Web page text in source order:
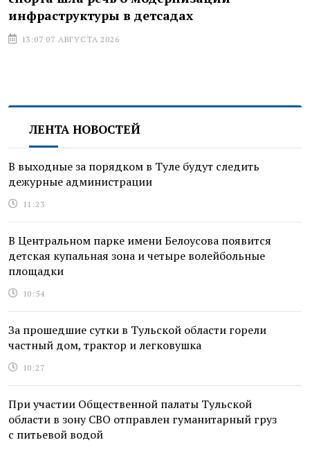
инфраструктуры в детсадах
13:07 07 АВГУСТА 2026
ЛЕНТА НОВОСТЕЙ
В выходные за порядком в Туле будут следить
дежурные администрации
11:23
В Центральном парке имени Белоусова появится
детская купальная зона и четыре волейбольные
площадки
10:54
За прошедшие сутки в Тульской области горели
частный дом, трактор и легковушка
10:27
При участии Общественной палаты Тульской
области в зону СВО отправлен гуманитарный груз
с питьевой водой